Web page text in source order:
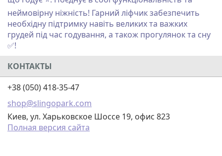
неймовірну ніжність! Гарний ліфчик забезпечить
необхідну підтримку навіть великих та важких
грудей під час годування, а також прогулянок та сну
✅!
КОНТАКТЫ
+38 (050) 418-35-47
shop@slingopark.com
Киев, ул. Харьковское Шоссе 19, офис 823
Полная версия сайта